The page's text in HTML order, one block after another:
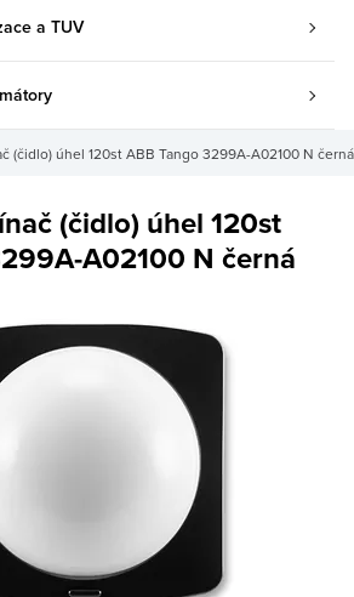
a TUV
(čidlo) úhel 120st ABB Tango 3299A-A02100 N černá
(čidlo) úhel 120st
A02100 N černá